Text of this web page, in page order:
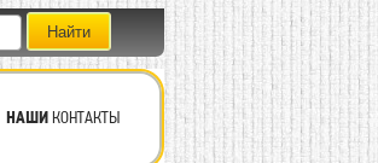
НАШИКОНТАКТЫ